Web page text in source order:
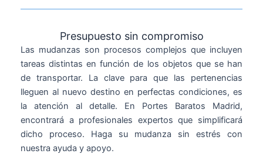
Presupuesto sin compromiso
Las mudanzas son procesos complejos que incluyen
tareas distintas en función de los objetos que se han
de transportar. La clave para que las pertenencias
lleguen al nuevo destino en perfectas condiciones, es
la atención al detalle. En Portes Baratos Madrid,
encontrará a profesionales expertos que simplificará
dicho proceso. Haga su mudanza sin estrés con
nuestra ayuda y apoyo.